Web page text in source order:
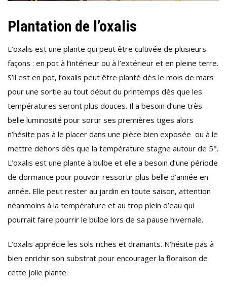
Plantation de l’oxalis
L’oxalis est une plante qui peut être cultivée de plusieurs
façons : en pot à l’intérieur ou à l’extérieur et en pleine terre.
S’il est en pot, l’oxalis peut être planté dès le mois de mars
pour une sortie au tout début du printemps dès que les
températures seront plus douces. Il a besoin d’une très
belle luminosité pour sortir ses premières tiges alors
n’hésite pas à le placer dans une pièce bien exposée ou à le
mettre dehors dès que la température stagne autour de 5°.
L’oxalis est une plante à bulbe et elle a besoin d’une période
de dormance pour pouvoir ressortir plus belle d’année en
année. Elle peut rester au jardin en toute saison, attention
néanmoins à la température et au trop plein d’eau qui
pourrait faire pourrir le bulbe lors de sa pause hivernale.
L’oxalis apprécie les sols riches et drainants. N’hésite pas à
bien enrichir son substrat pour encourager la floraison de
cette jolie plante.